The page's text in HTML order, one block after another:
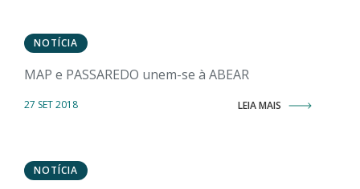
NOTÍCIA
MAP e PASSAREDO unem-se à ABEAR
27 SET 2018 LEIA MAIS
NOTÍCIA